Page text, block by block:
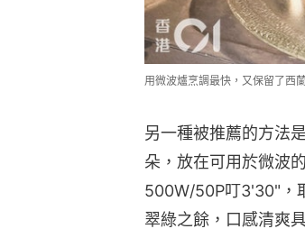
用微波爐烹調最快，又保留了西
另一種被推薦的方法
朵，放在可用於微波
500W/50P叮3'30"，
翠綠之餘，口感清爽